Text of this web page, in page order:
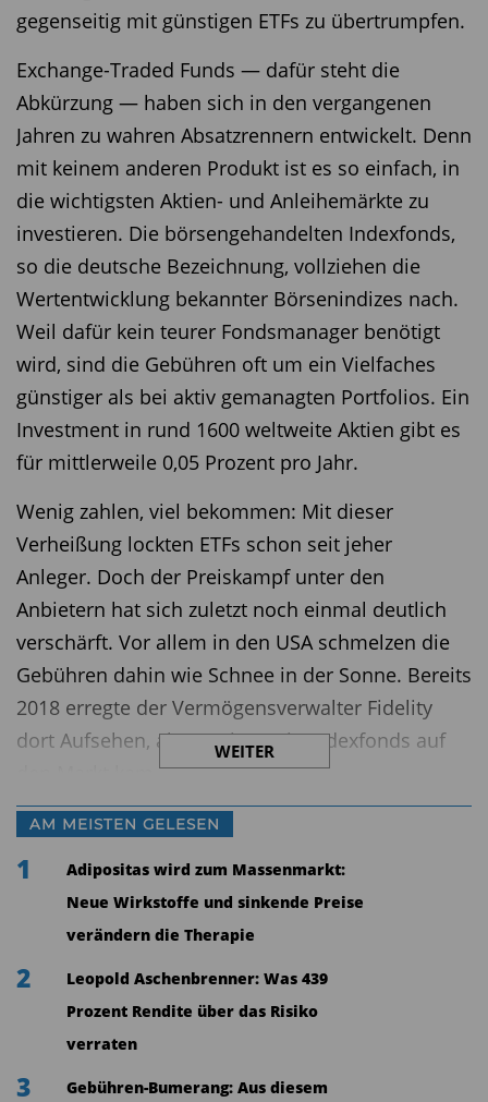
gegenseitig mit günstigen ETFs zu übertrumpfen.
Exchange-Traded Funds — dafür steht die
Abkürzung — haben sich in den vergangenen
Jahren zu wahren Absatzrennern entwickelt. Denn
mit keinem anderen Produkt ist es so einfach, in
die wichtigsten Aktien- und Anleihemärkte zu
investieren. Die börsengehandelten Indexfonds,
so die deutsche Bezeichnung, vollziehen die
Wertentwicklung bekannter Börsenindizes nach.
Weil dafür kein teurer Fondsmanager benötigt
wird, sind die Gebühren oft um ein Vielfaches
günstiger als bei aktiv gemanagten Portfolios. Ein
Investment in rund 1600 weltweite Aktien gibt es
für mittlerweile 0,05 Prozent pro Jahr.
Wenig zahlen, viel bekommen: Mit dieser
Verheißung lockten ETFs schon seit jeher
Anleger. Doch der Preiskampf unter den
Anbietern hat sich zuletzt noch einmal deutlich
verschärft. Vor allem in den USA schmelzen die
Gebühren dahin wie Schnee in der Sonne. Bereits
2018 erregte der Vermögensverwalter Fidelity
dort Aufsehen, als er mit Gratis-Indexfonds auf
Getoppt wird dieses Angebot noch von der
diesjährigen Aktion des Assetmanagers Salt
Financial. Er zahlt US-Anlegern pro Jahr 0,05
zu einem ETF des Hauses greifen. Von Dauer ist
diese Großzügigkeit allerdings nicht. Wenn der
Indexfonds ein Volumen von mehr als 100
Millionen Euro aufweist, beziehungsweise
spätestens im April 2020, werden reguläre
WEITER
AM MEISTEN GELESEN
1
Adipositas wird zum Massenmarkt:
Neue Wirkstoffe und sinkende Preise
verändern die Therapie
2
Leopold Aschenbrenner: Was 439
Prozent Rendite über das Risiko
verraten
3
Gebühren-Bumerang: Aus diesem